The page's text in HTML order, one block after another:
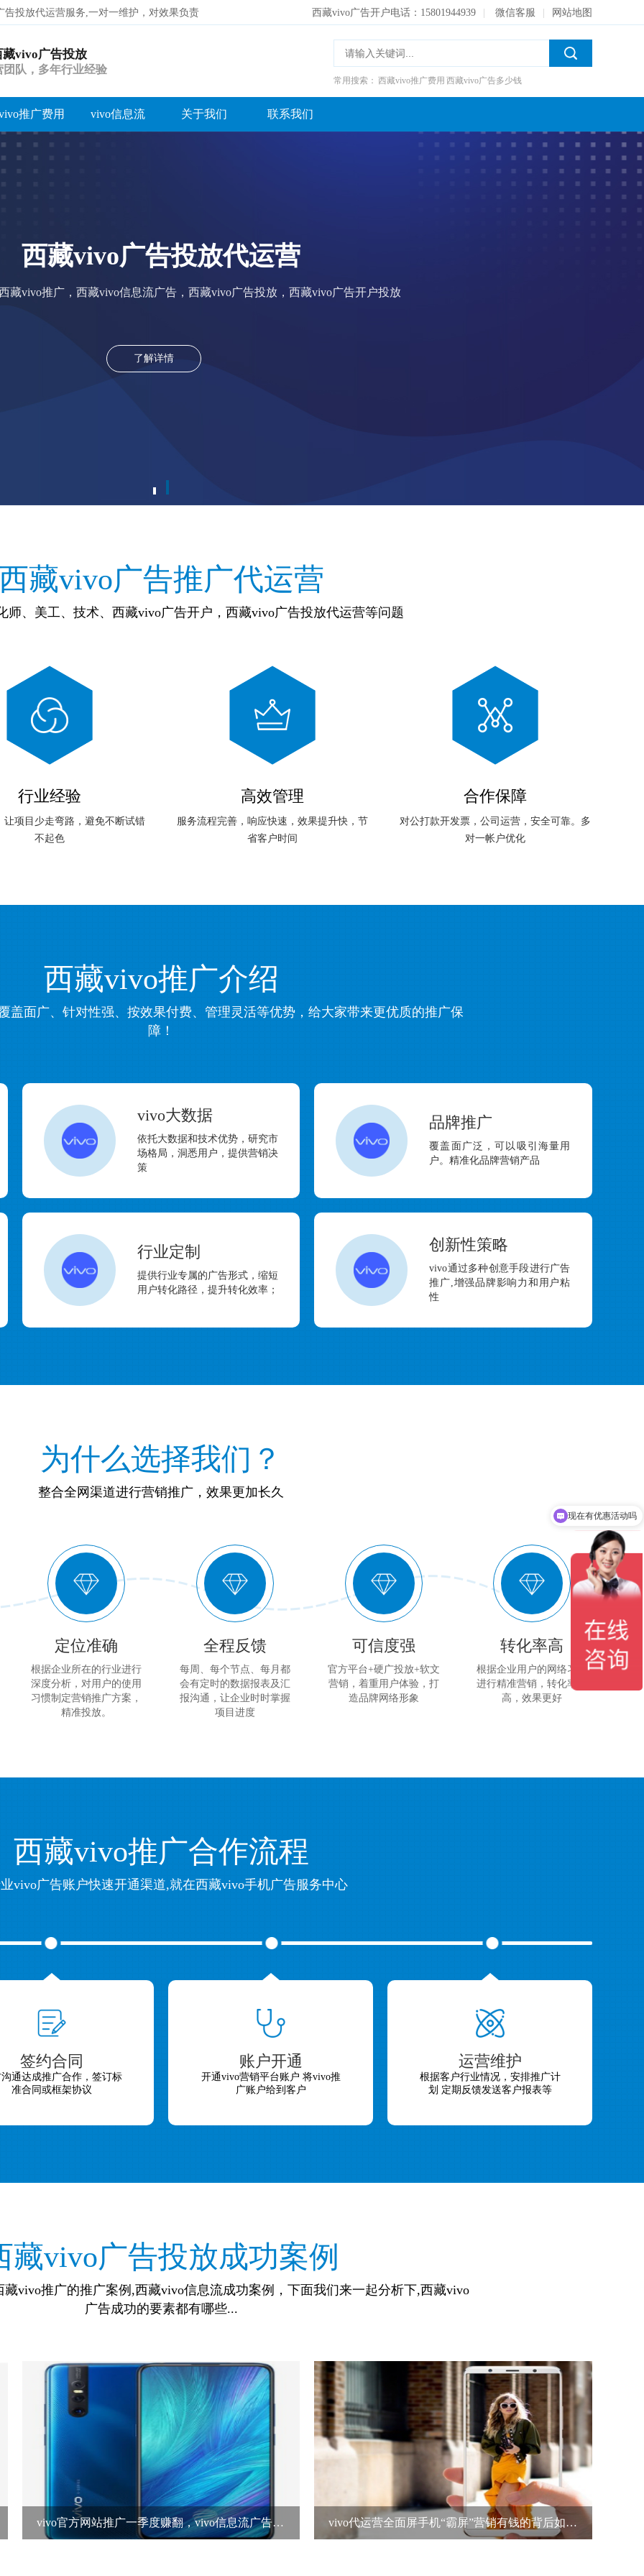
投放代运营服务,一对一维护，对效果负责 西藏vivo广告开户电话：15801944939 微信客服 网站地图
vivo广告投放
队，多年行业经验
搜索
常用搜索： 西藏vivo推广费用 西藏vivo广告多少钱
西藏vivo信息流收费
推广费用 vivo信息流 关于我们 联系我们
西藏vivo广告投放代运营
藏vivo推广，西藏vivo信息流广告，西藏vivo广告投放，西藏vivo广告开户投放
了解详情
藏vivo广告推广代运营
师、美工、技术、西藏vivo广告开户，西藏vivo广告投放代运营等问题
行业经验
让项目少走弯路，避免不断试错
不起色
高效管理
服务流程完善，响应快速，效果提升快，节
省客户时间
合作保障
对公打款开发票，公司运营，安全可靠。多
对一帐户优化
西藏vivo推广介绍
盖面广、针对性强、按效果付费、管理灵活等优势，给大家带来更优质的推广保
障！
vivo大数据
依托大数据和技术优势，研究市
场格局，洞悉用户，提供营销决
策
品牌推广
覆盖面广泛，可以吸引海量用
户。精准化品牌营销产品
行业定制
提供行业专属的广告形式，缩短
用户转化路径，提升转化效率；
创新性策略
vivo通过多种创意手段进行广告
推广,增强品牌影响力和用户粘
性
为什么选择我们？
整合全网渠道进行营销推广，效果更加长久
定位准确
根据企业所在的行业进行
深度分析，对用户的使用
习惯制定营销推广方案，
精准投放。
全程反馈
每周、每个节点、每月都
会有定时的数据报表及汇
报沟通，让企业时时掌握
项目进度
可信度强
官方平台+硬广投放+软文
营销，着重用户体验，打
造品牌网络形象
转化率高
根据企业用户的网络习惯
进行精准营销，转化率更
高，效果更好
西藏vivo推广合作流程
vivo广告账户快速开通渠道,就在西藏vivo手机广告服务中心
签约合同
通达成推广合作，签订标
准合同或框架协议
账户开通
开通vivo营销平台账户 将vivo推
广账户给到客户
运营维护
根据客户行业情况，安排推广计
划 定期反馈发送客户报表等
藏vivo广告投放成功案例
vivo推广的推广案例,西藏vivo信息流成功案例，下面我们来一起分析下,西藏vivo
广告成功的要素都有哪些...
vivo官方网站推广一季度赚翻，vivo信息流广告投放的话需要多少钱？ vivo代运营全面屏手机“霸屏”营销有钱的背后如何来花？
现在有优惠活动吗